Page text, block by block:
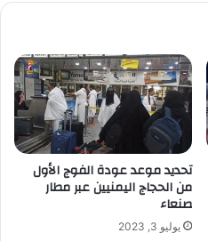
تحديد موعد عودة الفوج الأول
من الحجاج اليمنيين عبر مطار
صنعاء
يوليو 3, 2023